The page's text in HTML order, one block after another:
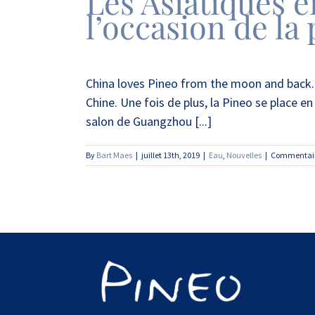
l’occasion de
China loves Pineo from the moon and
Chine. Une fois de plus, la Pineo se place
salon de Guangzhou [...]
By Bart Maes | juillet 13th, 2019 | Eau Nouvelles |